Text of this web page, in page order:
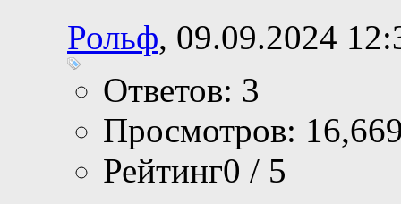
Рольф, 09.09.2024
Ответов: 3
Просмотров:
Рейтинг0 / 5